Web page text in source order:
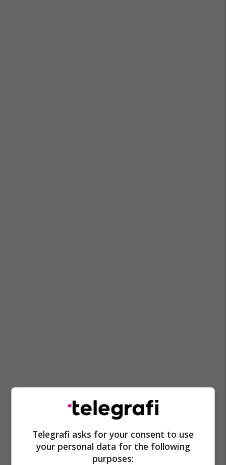
Telegrafi asks for your consent to use
your personal data for the following
purposes: